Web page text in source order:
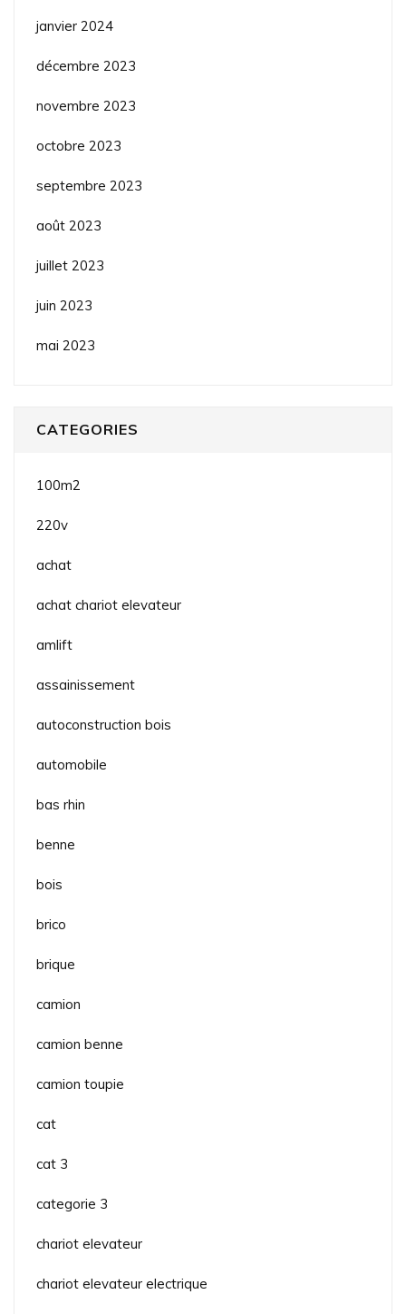
janvier 2024
décembre 2023
novembre 2023
octobre 2023
septembre 2023
août 2023
juillet 2023
juin 2023
mai 2023
CATEGORIES
100m2
220v
achat
achat chariot elevateur
amlift
assainissement
autoconstruction bois
automobile
bas rhin
benne
bois
brico
brique
camion
camion benne
camion toupie
cat
cat 3
categorie 3
chariot elevateur
chariot elevateur electrique